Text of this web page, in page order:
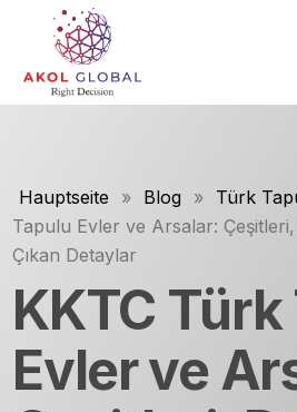
Hauptseite » Blog » Türk
Tapulu Evler ve Arsalar:
Çıkan Detaylar
KKTC
Evler ve